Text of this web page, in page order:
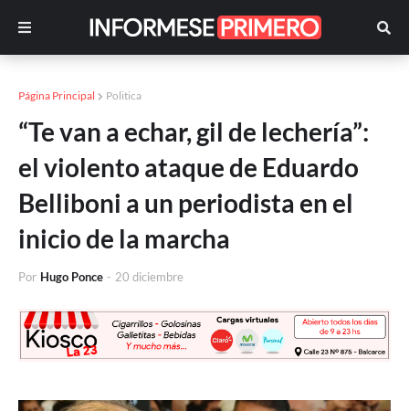
Página Principal Politica
“Te van a echar, gil de lechería”:
el violento ataque de Eduardo
Belliboni a un periodista en el
inicio de la marcha
Por Hugo Ponce - 20 diciembre